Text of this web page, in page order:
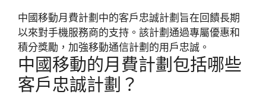
中國移動月費計劃中的客戶忠誠計劃旨在回饋長期
以來對手機服務商的支持。該計劃通過專屬優惠和
積分獎勵，加強移動通信計劃的用戶忠誠。
中國移動的月費計劃包括哪些
客戶忠誠計劃？